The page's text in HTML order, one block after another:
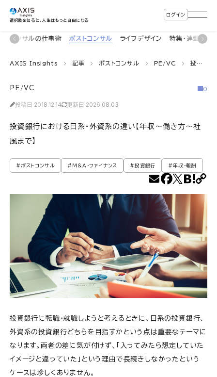
選択肢を知ると、人生はもっと自由になる
ログイン
コンサルの仕事術 ポストコンサル ライフデザイン 特集・連載 イ
AXIS Insights 記事 ポストコンサル PE/VC 投資銀行における日系・外資系の違い【年収〜働き方〜社風まで】
PE/VC
投稿日 2018.12.14 更新日 2026.08.03
0
投資銀行における日系・外資系の違い【年収〜働き方〜社
風まで】
#ポストコンサル #M&A・ファイナンス #投資銀行 #年収・報酬
投資銀行に転職・就職しようと考えるときに、日系の投資銀行、
外資系の投資銀行どちらを目指すかという点は重要なテーマに
なります。両者の差に気が付けず、「入ってみたら想定していた
イメージと違っていた」という理由で長続きしなかったという
ケースは珍しくありません。